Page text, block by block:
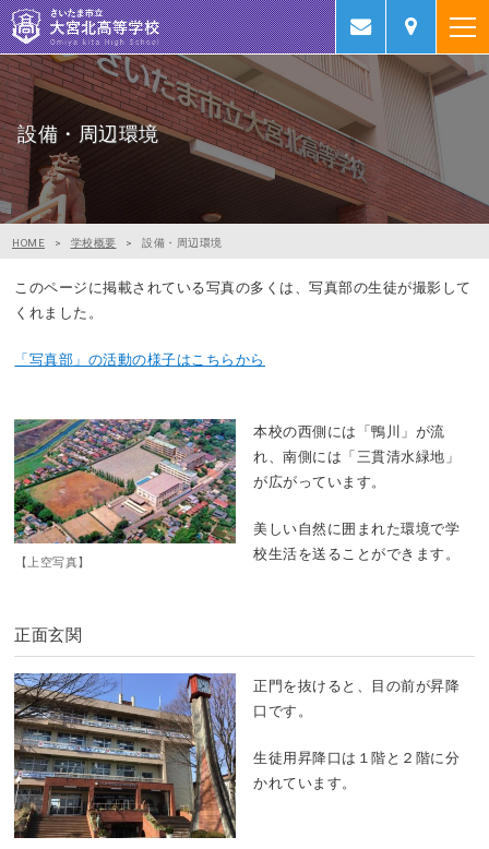
設備・周辺環境
設備・周辺環境
HOME > 学校概要 > 設備・周辺環境
このページに掲載されている写真の多くは、写真部の生徒が撮影して
くれました。
「写真部」の活動の様子はこちらから
【上空写真】
本校の西側には「鴨川」が流
れ、南側には「三貫清水緑地」
が広がっています。
美しい自然に囲まれた環境で学
校生活を送ることができます。
正面玄関
正門を抜けると、目の前が昇降
口です。
生徒用昇降口は１階と２階に分
かれています。